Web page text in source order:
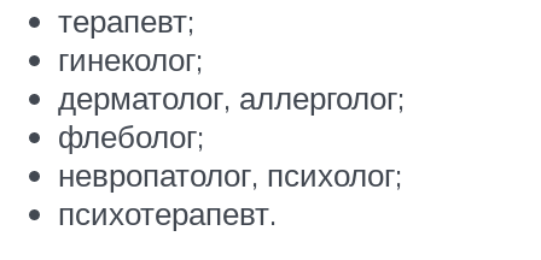
терапевт;
гинеколог;
дерматолог, аллерголог;
флеболог;
невропатолог, психолог;
психотерапевт.